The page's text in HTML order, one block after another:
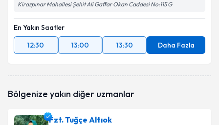
Kirazpınar Mahallesi Şehit Ali Gaffar Okan Caddesi No:115 G
En Yakın Saatler
12:30
13:00 13:30 Daha Fazla
Bölgenize yakın diğer uzmanlar
Fzt. Tuğçe Altıok